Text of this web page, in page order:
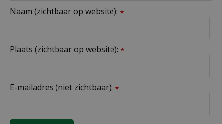
Naam (zichtbaar op website): *
Plaats (zichtbaar op website): *
E-mailadres (niet zichtbaar): *